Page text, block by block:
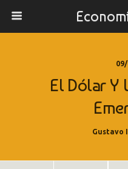
El Dólar Y
Gustavo